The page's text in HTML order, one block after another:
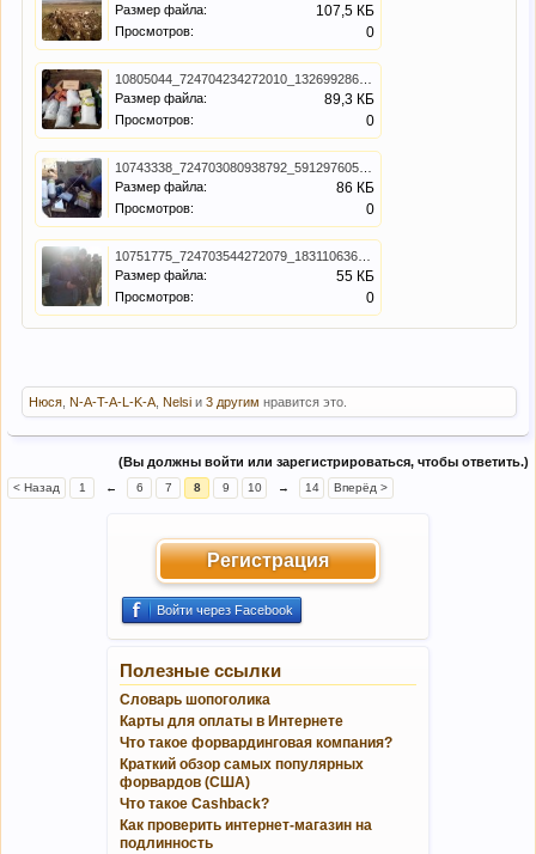
Размер файла:
107,5 КБ
Просмотров: 0
Размер файла:
89,3 КБ
Просмотров: 0
Размер файла:
86 КБ
Просмотров: 0
Размер файла:
55 КБ
Просмотров: 0
Нюся N-A-T-A-L-K-A Nelsi и 3 другим нравится это.
(Вы должны войти или зарегистрироваться, чтобы ответить.)
< Назад 1 ← 6 7 8 9 10 → 14 Вперёд >
Регистрация
Войти через Facebook
Полезные ссылки
Словарь шопоголика
Карты для оплаты в Интернете
Что такое форвардинговая компания?
Краткий обзор самых популярных
форвардов (США)
Что такое Cashback?
Как проверить интернет-магазин на
подлинность